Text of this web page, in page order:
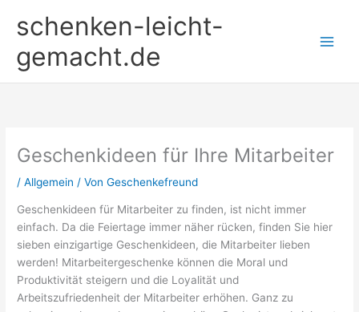
Inhaltschenken-leicht-
gemacht.de
Geschenkideen für Ihre Mitarbeiter
/Allgemein / VonGeschenkefreund
Geschenkideen für Mitarbeiter zu finden, ist nicht immer
einfach. Da die Feiertage immer näher rücken, finden Sie hier
sieben einzigartige Geschenkideen, die Mitarbeiter lieben
werden! Mitarbeitergeschenke können die Moral und
Produktivität steigern und die Loyalität und
Arbeitszufriedenheit der Mitarbeiter erhöhen. Ganz zu